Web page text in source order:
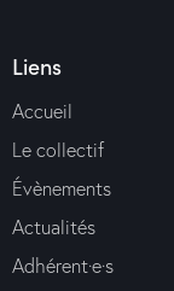
Liens
Accueil
Le collectif
Évènements
Actualités
Adhérent·e·s